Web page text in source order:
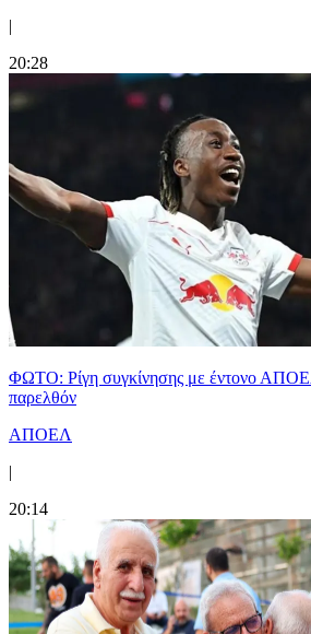
|
20:28
ΦΩΤΟ: Ρίγη συγκίνησης με έντονο
παρελθόν
ΑΠΟΕΛ
|
20:14